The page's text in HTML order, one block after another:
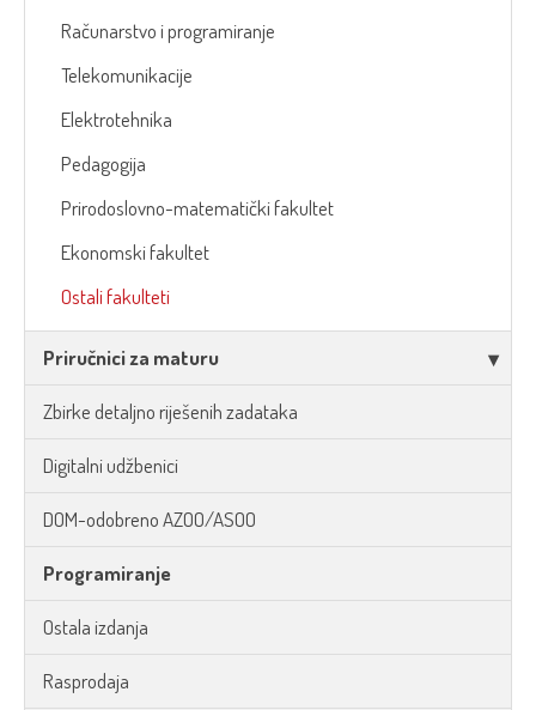
Računarstvo i programiranje
Telekomunikacije
Elektrotehnika
Pedagogija
Prirodoslovno-matematički fakultet
Ekonomski fakultet
Ostali fakulteti
Priručnici za maturu
Zbirke detaljno riješenih zadataka
Digitalni udžbenici
DOM-odobreno AZOO/ASOO
Programiranje
Ostala izdanja
Rasprodaja